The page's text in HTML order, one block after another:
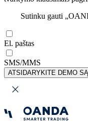
Sutinku gauti
El. paštas
SMS/MMS
ATSIDARYKITE DEMO